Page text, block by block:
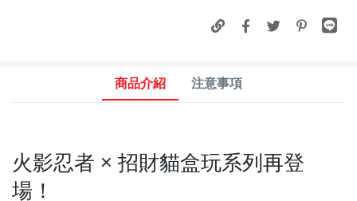
商品介紹 注意事項
火影忍者 × 招財貓盒玩系列再登
場！